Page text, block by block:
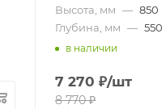
Высота, мм — 850
Глубина, мм — 550
в наличии
7 270 ₽/шт
8 770₽